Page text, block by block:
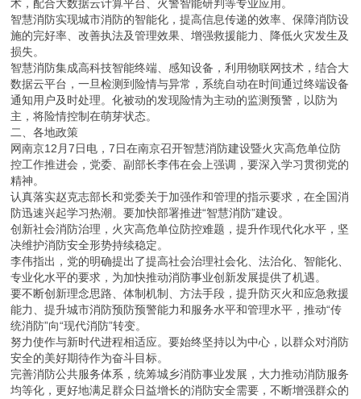
术，配合大数据云计算平台、火警智能研判等专业应用。
智慧消防实现城市消防的智能化，提高信息传递的效率、保障消防设
施的完好率、改善执法及管理效果、增强救援能力、降低火灾发生及
损失。
智慧消防集成高科技智能终端、感知设备，利用物联网技术，结合大
数据云平台，一旦检测到险情与异常，系统自动在时间通过终端设备
通知用户及时处理。化被动的发现险情为主动的监测预警，以防为
主，将险情控制在萌芽状态。
二、各地政策
网南京12月7日电，7日在南京召开智慧消防建设暨火灾高危单位防
控工作推进会，党委、副部长李伟在会上强调，要深入学习贯彻党的
精神。
认真落实赵克志部长和党委关于加强作和管理的指示要求，在全国消
防迅速兴起学习热潮。要加快部署推进“智慧消防”建设。
创新社会消防治理，火灾高危单位防控难题，提升作现代化水平，坚
决维护消防安全形势持续稳定。
李伟指出，党的明确提出了提高社会治理社会化、法治化、智能化、
专业化水平的要求，为加快推动消防事业创新发展提供了机遇。
要不断创新理念思路、体制机制、方法手段，提升防灭火和应急救援
能力、提升城市消防预防预警能力和服务水平和管理水平，推动“传
统消防”向“现代消防”转变。
努力使作与新时代进程相适应。要始终坚持以为中心，以群众对消防
安全的美好期待作为奋斗目标。
完善消防公共服务体系，统筹城乡消防事业发展，大力推动消防服务
均等化，更好地满足群众日益增长的消防安全需要，不断增强群众的